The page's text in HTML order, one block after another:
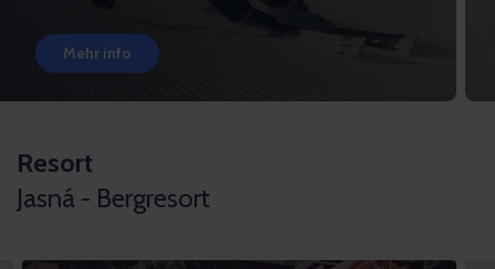
Mehr info
Resort
Jasná - Bergresort